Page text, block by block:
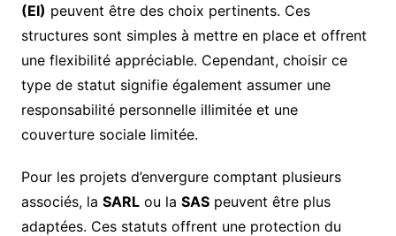
(EI) peuvent être des choix pertinents. Ces
structures sont simples à mettre en place et offrent
une flexibilité appréciable. Cependant, choisir ce
type de statut signifie également assumer une
responsabilité personnelle illimitée et une
couverture sociale limitée.
Pour les projets d’envergure comptant plusieurs
associés, la SARLou la SASpeuvent être plus
adaptées. Ces statuts offrent une protection du